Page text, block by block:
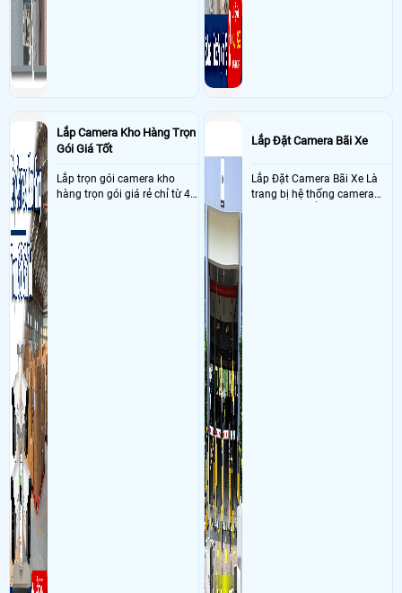
Lắp Camera Kho Hàng Trọn
Gói Giá Tốt
Lắp trọn gói camera kho
hàng trọn gói giá rẻ chỉ từ 4
Lắp Đặt Camera Bãi Xe
Lắp Đặt Camera Bãi Xe Là
trang bị hệ thống camera